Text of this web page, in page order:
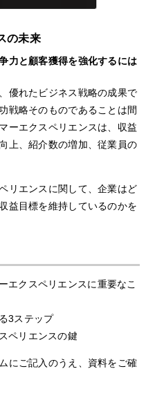
の未来
力と顧客獲得を強化するには
優れたビジネス戦略の成果で
戦略そのものであることは間
ーエクスペリエンスは、収益
上、紹介数の増加、従業員の
リエンスに関して、企業はど
益目標を維持しているのかを
エクスペリエンスに重要なこ
3ステップ
ペリエンスの鍵
にご記入のうえ、資料をご確